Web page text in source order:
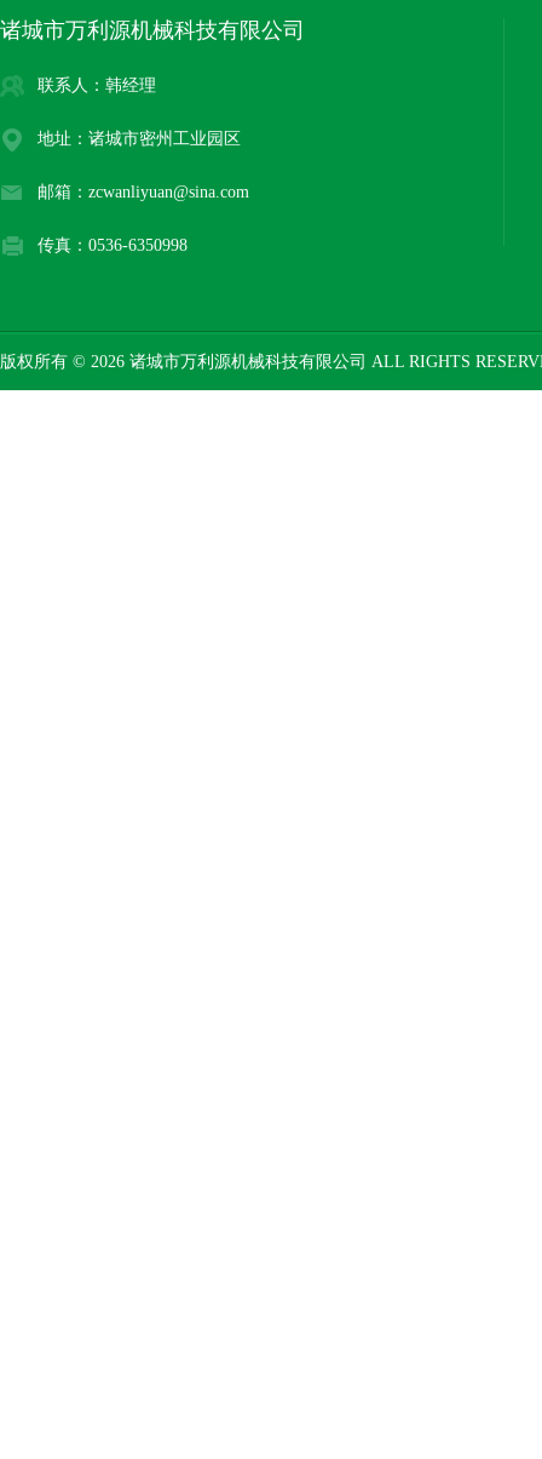
诸城市万利源机械科技有限公司
联系人：韩经理
地址：诸城市密州工业园区
邮箱：zcwanliyuan@sina.com
传真：0536-6350998
版权所有 © 2026 诸城市万利源机械科技有限公司 ALL RIGHTS